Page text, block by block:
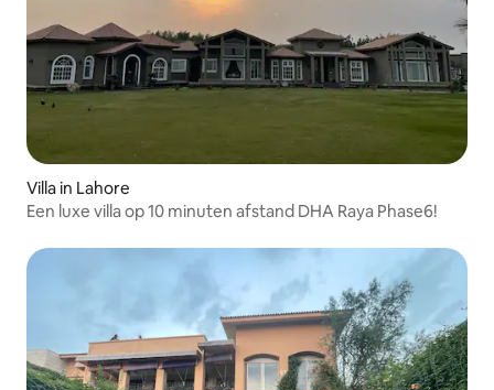
Villa in Lahore
Een luxe villa op 10 minuten afstand DHA Raya Phase6!